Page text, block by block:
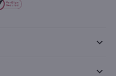
keyboard_arrow_down
keyboard_arrow_down